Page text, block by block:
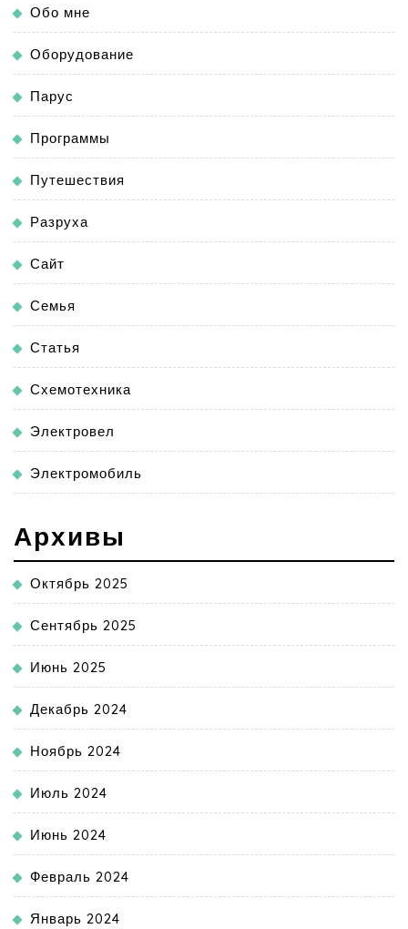
Обо мне
Оборудование
Парус
Программы
Путешествия
Разруха
Сайт
Семья
Статья
Схемотехника
Электровел
Электромобиль
Архивы
Октябрь 2025
Сентябрь 2025
Июнь 2025
Декабрь 2024
Ноябрь 2024
Июль 2024
Июнь 2024
Февраль 2024
Январь 2024